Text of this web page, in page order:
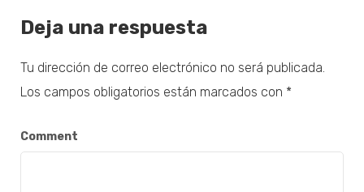
Deja una respuesta
Tu dirección de correo electrónico no será publicada.
Los campos obligatorios están marcados con *
Comment